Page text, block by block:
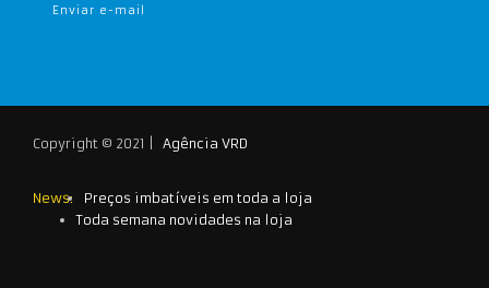
Enviar e-mail
Copyright © 2021 | Agência VRD
News:
Preços imbatíveis em toda a loja
Toda semana novidades na loja